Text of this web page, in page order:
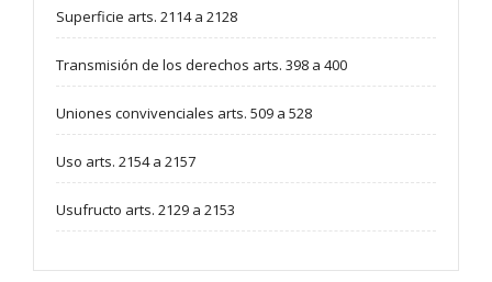
Superficie arts. 2114 a 2128
Transmisión de los derechos arts. 398 a 400
Uniones convivenciales arts. 509 a 528
Uso arts. 2154 a 2157
Usufructo arts. 2129 a 2153